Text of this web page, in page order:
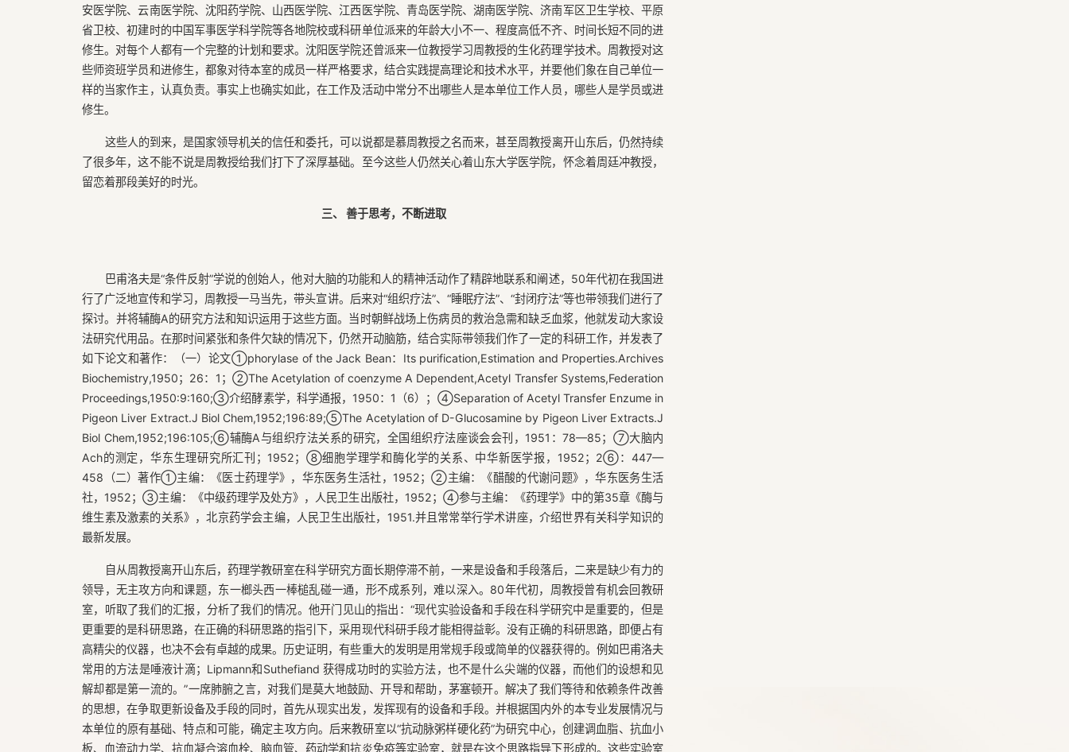
安医学院、云南医学院、沈阳药学院、山西医学院、江西医学院、青岛医学院、湖南医学院、济南军区卫生学校、平原
省卫校、初建时的中国军事医学科学院等各地院校或科研单位派来的年龄大小不一、程度高低不齐、时间长短不同的进
修生。对每个人都有一个完整的计划和要求。沈阳医学院还曾派来一位教授学习周教授的生化药理学技术。周教授对这
些师资班学员和进修生，都象对待本室的成员一样严格要求，结合实践提高理论和技术水平，并要他们象在自己单位一
样的当家作主，认真负责。事实上也确实如此，在工作及活动中常分不出哪些人是本单位工作人员，哪些人是学员或进
修生。
这些人的到来，是国家领导机关的信任和委托，可以说都是慕周教授之名而来，甚至周教授离开山东后，仍然持续
了很多年，这不能不说是周教授给我们打下了深厚基础。至今这些人仍然关心着山东大学医学院，怀念着周廷冲教授，
留恋着那段美好的时光。
三、 善于思考，不断进取
巴甫洛夫是“条件反射”学说的创始人，他对大脑的功能和人的精神活动作了精辟地联系和阐述，50年代初在我国进
行了广泛地宣传和学习，周教授一马当先，带头宣讲。后来对“组织疗法”、“睡眠疗法”、“封闭疗法”等也带领我们进行了
探讨。并将辅酶A的研究方法和知识运用于这些方面。当时朝鲜战场上伤病员的救治急需和缺乏血浆，他就发动大家设
法研究代用品。在那时间紧张和条件欠缺的情况下，仍然开动脑筋，结合实际带领我们作了一定的科研工作，并发表了
如下论文和著作：（一）论文①phorylase of the Jack Bean：Its purification,Estimation and Properties.Archives
Biochemistry,1950；26：1；②The Acetylation of coenzyme A Dependent,Acetyl Transfer Systems,Federation
Proceedings,1950:9:160;③介绍酵素学，科学通报，1950：1（6）；④Separation of Acetyl Transfer Enzume in
Pigeon Liver Extract.J Biol Chem,1952;196:89;⑤The Acetylation of D-Glucosamine by Pigeon Liver Extracts.J
Biol Chem,1952;196:105;⑥辅酶A与组织疗法关系的研究，全国组织疗法座谈会会刊，1951：78—85；⑦大脑内
Ach的测定，华东生理研究所汇刊；1952；⑧细胞学理学和酶化学的关系、中华新医学报，1952；2⑥：447—
458（二）著作①主编：《医士药理学》，华东医务生活社，1952；②主编：《醋酸的代谢问题》，华东医务生活
社，1952；③主编：《中级药理学及处方》，人民卫生出版社，1952；④参与主编：《药理学》中的第35章《酶与
维生素及激素的关系》，北京药学会主编，人民卫生出版社，1951.并且常常举行学术讲座，介绍世界有关科学知识的
最新发展。
自从周教授离开山东后，药理学教研室在科学研究方面长期停滞不前，一来是设备和手段落后，二来是缺少有力的
领导，无主攻方向和课题，东一榔头西一棒槌乱碰一通，形不成系列，难以深入。80年代初，周教授曾有机会回教研
室，听取了我们的汇报，分析了我们的情况。他开门见山的指出：“现代实验设备和手段在科学研究中是重要的，但是
更重要的是科研思路，在正确的科研思路的指引下，采用现代科研手段才能相得益彰。没有正确的科研思路，即便占有
高精尖的仪器，也决不会有卓越的成果。历史证明，有些重大的发明是用常规手段或简单的仪器获得的。例如巴甫洛夫
常用的方法是唾液计滴；Lipmann和Suthefiand 获得成功时的实验方法，也不是什么尖端的仪器，而他们的设想和见
解却都是第一流的。”一席肺腑之言，对我们是莫大地鼓励、开导和帮助，茅塞顿开。解决了我们等待和依赖条件改善
的思想，在争取更新设备及手段的同时，首先从现实出发，发挥现有的设备和手段。并根据国内外的本专业发展情况与
本单位的原有基础、特点和可能，确定主攻方向。后来教研室以“抗动脉粥样硬化药”为研究中心，创建调血脂、抗血小
板、血流动力学、抗血凝合溶血栓、脑血管、药动学和抗炎免疫等实验室，就是在这个思路指导下形成的。这些实验室